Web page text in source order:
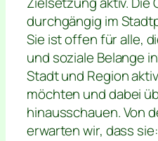
durchgängig im
Sie ist offen für alle,
und soziale Belange
Stadt und Region
möchten und dabei
hinausschauen. Von
erwarten wir, dass sie: